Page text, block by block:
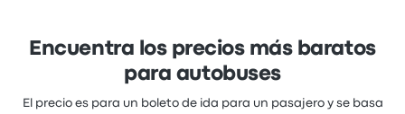
Encuentra los precios más baratos
para autobuses
El precio es para un boleto de ida para un pasajero y se basa